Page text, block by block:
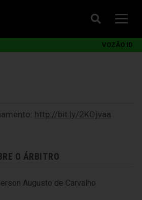
VOZÃO ID
http://bit.ly/2KOjvaa
O ÁRBITRO
Augusto de Carvalho